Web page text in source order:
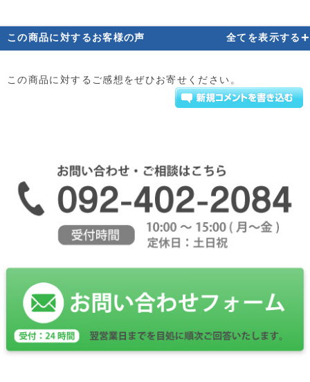
この商品に対するお客様の声 全てを表示する+
この商品に対するご感想をぜひお寄せください。